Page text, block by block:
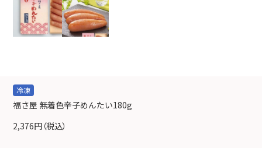
冷凍
福さ屋 無着色辛子めんたい180g
2,376円 （税込）